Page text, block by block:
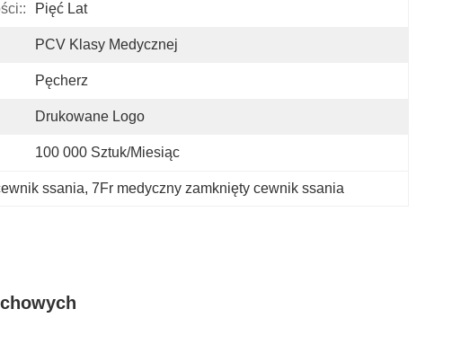
Pięć Lat
PCV Klasy Medycznej
Pęcherz
Drukowane Logo
100 000 Sztuk/miesiąc
ssania, 7Fr medyczny zamknięty cewnik ssania